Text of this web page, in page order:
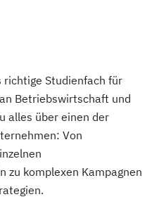
richtige Studienfach für
Betriebswirtschaft und
alles über einen der
Von
zu komplexen Kampagnen